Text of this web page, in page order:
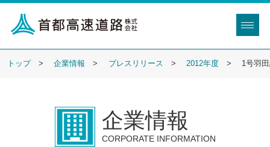
トップ 企業情報 プレスリリース 2012年度 1号羽
企業情報
CORPORATE INFORMATION